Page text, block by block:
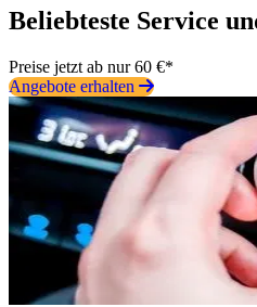
Beliebteste Service
Preise jetzt ab nur 60 €*
Angebote erhalten